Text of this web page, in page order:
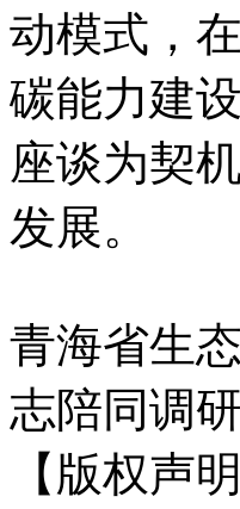
动模式，在
碳能力建
座谈为契
发展。
青海省生
志陪同调
【版权声